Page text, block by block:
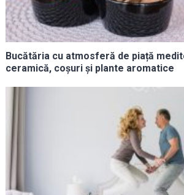
Bucătăria cu atmosferă de piață
ceramică, coșuri și plante aromatice